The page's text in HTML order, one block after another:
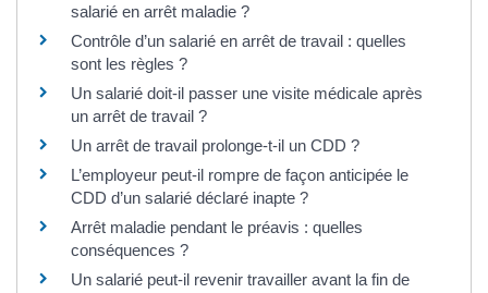
salarié en arrêt maladie ?
Contrôle d’un salarié en arrêt de travail : quelles
sont les règles ?
Un salarié doit-il passer une visite médicale après
un arrêt de travail ?
Un arrêt de travail prolonge-t-il un CDD ?
L’employeur peut-il rompre de façon anticipée le
CDD d’un salarié déclaré inapte ?
Arrêt maladie pendant le préavis : quelles
conséquences ?
Un salarié peut-il revenir travailler avant la fin de